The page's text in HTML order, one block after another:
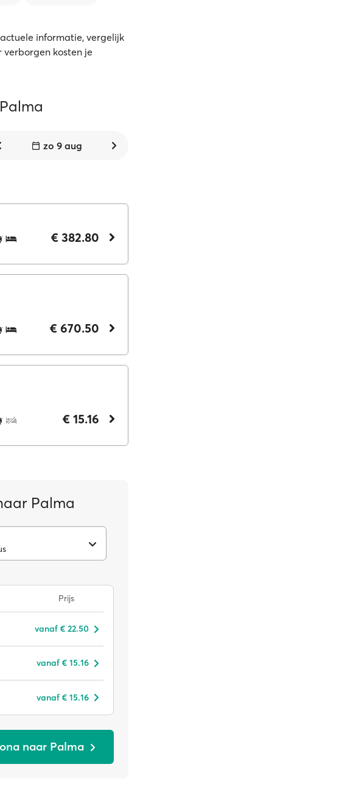
informatie, vergelijk
kosten je
zo 9 aug
€ 382.80
€ 670.50
€ 15.16
Palma
Prijs
vanaf € 22.50
vanaf € 15.16
vanaf € 15.16
naar Palma